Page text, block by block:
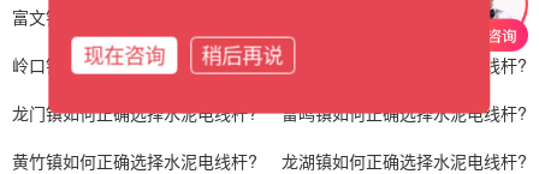
富文镇如何正确选择水泥电线杆?
翰林镇如何正确选择水泥电线杆?
岭口镇如何正确选择水泥电线杆?
龙河镇如何正确选择水泥电线杆?
龙门镇如何正确选择水泥电线杆?
雷鸣镇如何正确选择水泥电线杆?
黄竹镇如何正确选择水泥电线杆?
龙湖镇如何正确选择水泥电线杆?
现在咨询 稍后再说